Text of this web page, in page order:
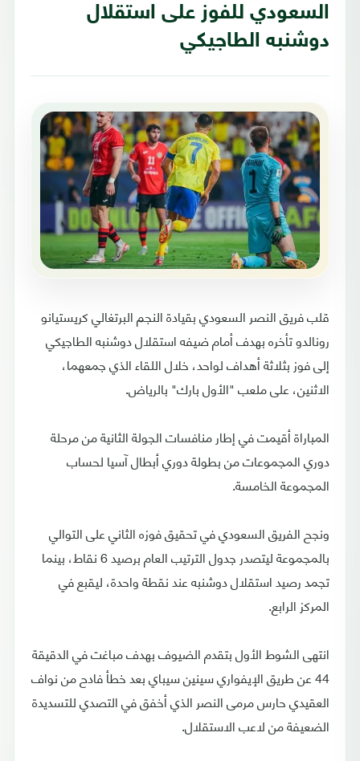
السعودي للفوز على استقلال
دوشنبه الطاجيكي
قلب فريق النصر السعودي بقيادة النجم البرتغالي كريستيانو
رونالدو تأخره بهدف أمام ضيفه استقلال دوشنبه الطاجيكي
إلى فوز بثلاثة أهداف لواحد، خلال اللقاء الذي جمعهما،
الاثنين، على ملعب "الأول بارك" بالرياض.
المباراة أقيمت في إطار منافسات الجولة الثانية من مرحلة
دوري المجموعات من بطولة دوري أبطال آسيا لحساب
المجموعة الخامسة.
ونجح الفريق السعودي في تحقيق فوزه الثاني على التوالي
بالمجموعة ليتصدر جدول الترتيب العام برصيد 6 نقاط، بينما
تجمد رصيد استقلال دوشنبه عند نقطة واحدة، ليقبع في
المركز الرابع.
انتهى الشوط الأول بتقدم الضيوف بهدف مباغت في الدقيقة
44 عن طريق الإيفواري سينين سيباي بعد خطأ فادح من نواف
العقيدي حارس مرمى النصر الذي أخفق في التصدي للتسديدة
الضعيفة من لاعب الاستقلال.